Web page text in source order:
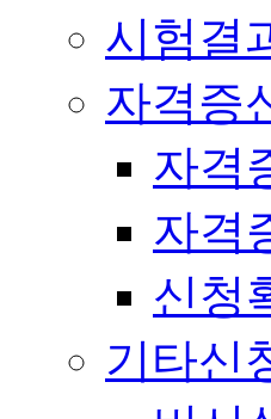
시험결
자격증
자격
자격
신청
기타신